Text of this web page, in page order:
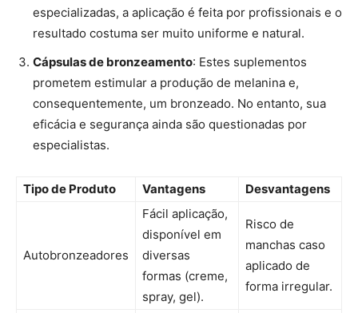
especializadas, a aplicação é feita por profissionais e o
resultado costuma ser muito uniforme e natural.
Cápsulas de bronzeamento: Estes suplementos
prometem estimular a produção de melanina e,
consequentemente, um bronzeado. No entanto, sua
eficácia e segurança ainda são questionadas por
especialistas.
Tipo de Produto Vantagens Desvantagens
Autobronzeadores
Fácil aplicação,
disponível em
diversas
formas (creme,
spray, gel).
Risco de
manchas caso
aplicado de
forma irregular.